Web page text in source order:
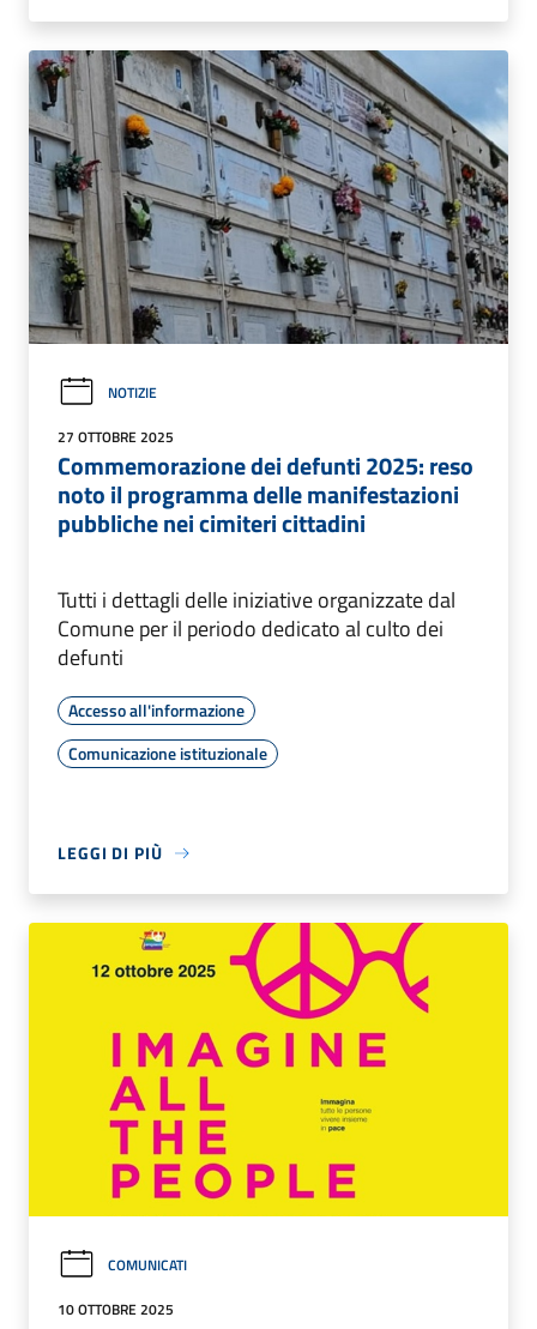
NOTIZIE
27 OTTOBRE 2025
Commemorazione dei defunti 2025: reso
noto il programma delle manifestazioni
pubbliche nei cimiteri cittadini
Tutti i dettagli delle iniziative organizzate dal
Comune per il periodo dedicato al culto dei
defunti
Accesso all'informazione
Comunicazione istituzionale
LEGGI DI PIÙ
COMUNICATI
10 OTTOBRE 2025